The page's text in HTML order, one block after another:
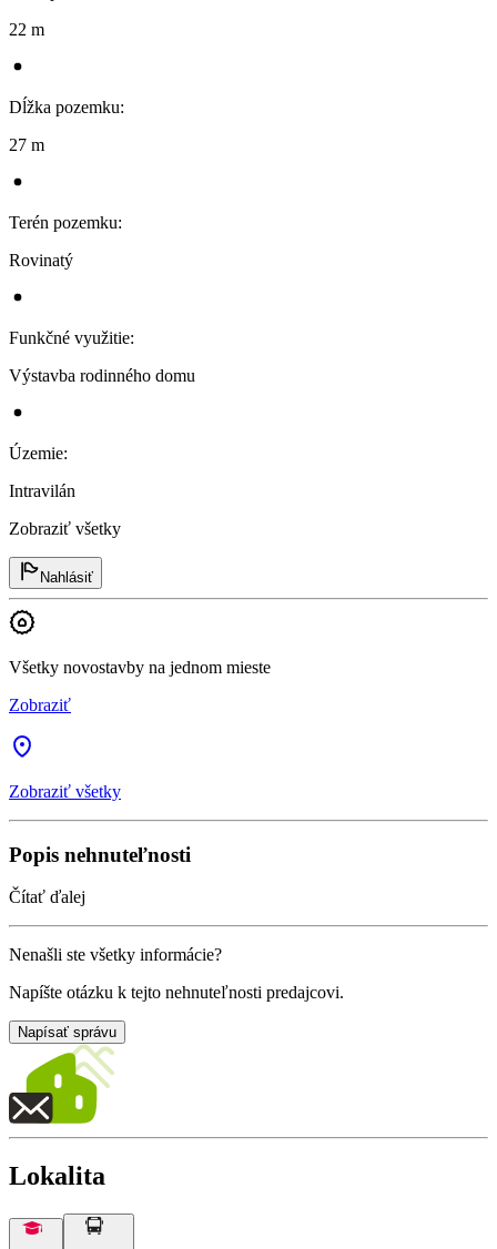
22 m
Dĺžka pozemku:
27 m
Terén pozemku:
Rovinatý
Funkčné využitie:
Výstavba rodinného domu
Územie:
Intravilán
Zobraziť všetky
Nahlásiť
Všetky novostavby na jednom mieste
Zobraziť
Zobraziť všetky
Popis nehnuteľnosti
Čítať ďalej
Nenašli ste všetky informácie?
Napíšte otázku k tejto nehnuteľnosti predajcovi.
Napísať správu
Lokalita